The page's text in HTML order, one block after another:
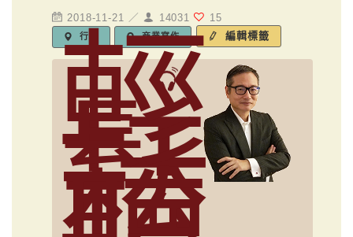
2018-11-21 ／ 14031 15
行銷 商業寫作 編輯標籤
輕
鬆